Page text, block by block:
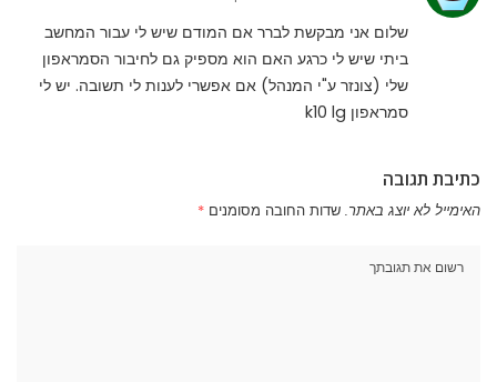
שלום אני מבקשת לברר אם המודם שיש לי עבור המחשב
ביתי שיש לי כרגע האם הוא מספיק גם לחיבור הסמראפון
שלי (צונזר ע"י המנהל) אם אפשרי לענות לי תשובה. יש לי
סמראפון k10 lg
כתיבת תגובה
האימייל לא יוצג באתר. שדות החובה מסומנים *